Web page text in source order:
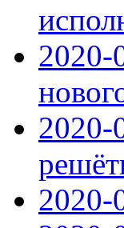
2020-
2020-
2020-